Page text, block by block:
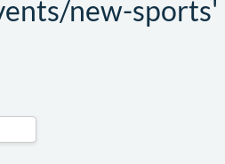
new-sports'